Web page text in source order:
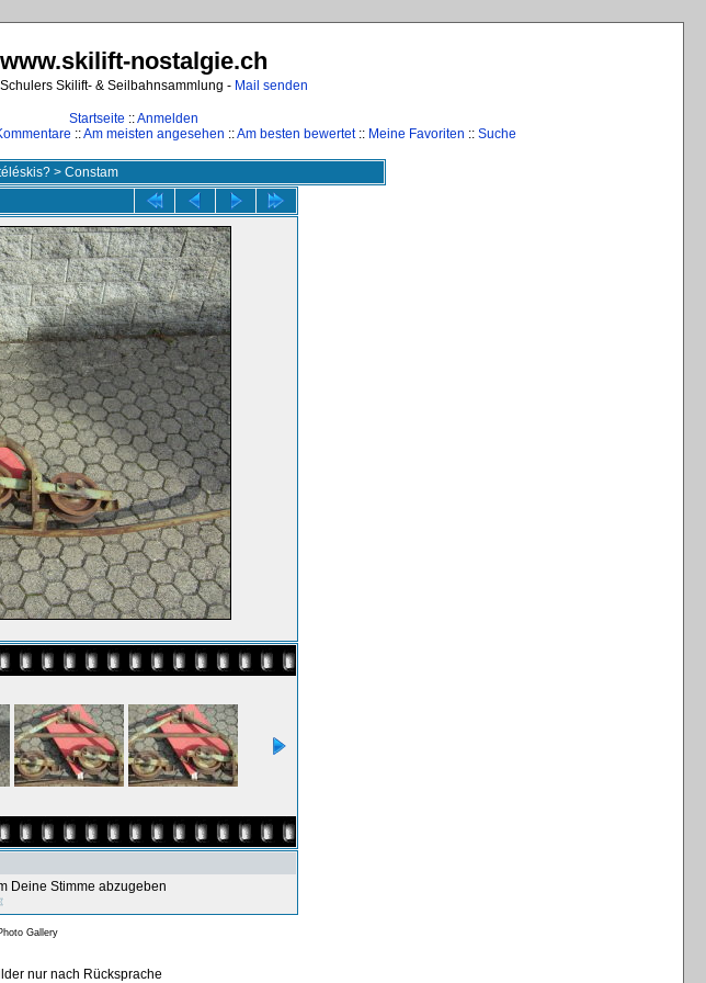
www.skilift-nostalgie.ch
Skilift- & Seilbahnsammlung - Mail senden
Startseite ::Anmelden
::Am meisten angesehen ::Am besten bewertet:: Meine Favoriten :: Suche
> Constam
Deine Stimme abzugeben
Gallery
nur nach Rücksprache